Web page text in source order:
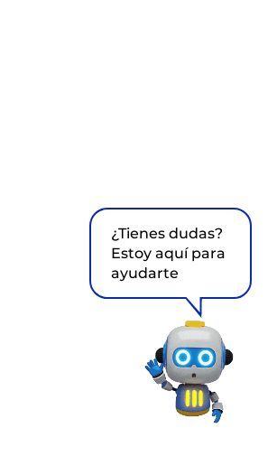
¿Tienes dudas?
Estoy aquí para
ayudarte